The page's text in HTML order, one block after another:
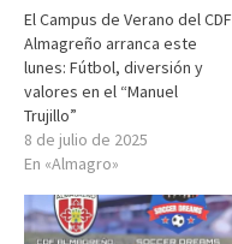
El Campus de Verano del CDF
Almagreño arranca este
lunes: Fútbol, diversión y
valores en el “Manuel
Trujillo”
8 de julio de 2025
En «Almagro»